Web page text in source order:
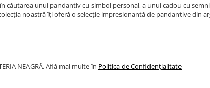
căutarea unui pandantiv cu simbol personal, a unui cadou cu
noastră îți oferă o selecție impresionantă de pandantive din
NEAGRĂ. Află mai multe în Politica de Confidențialitate